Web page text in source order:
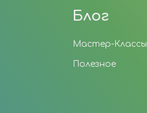
Блог
Мастер-Классы
Полезное